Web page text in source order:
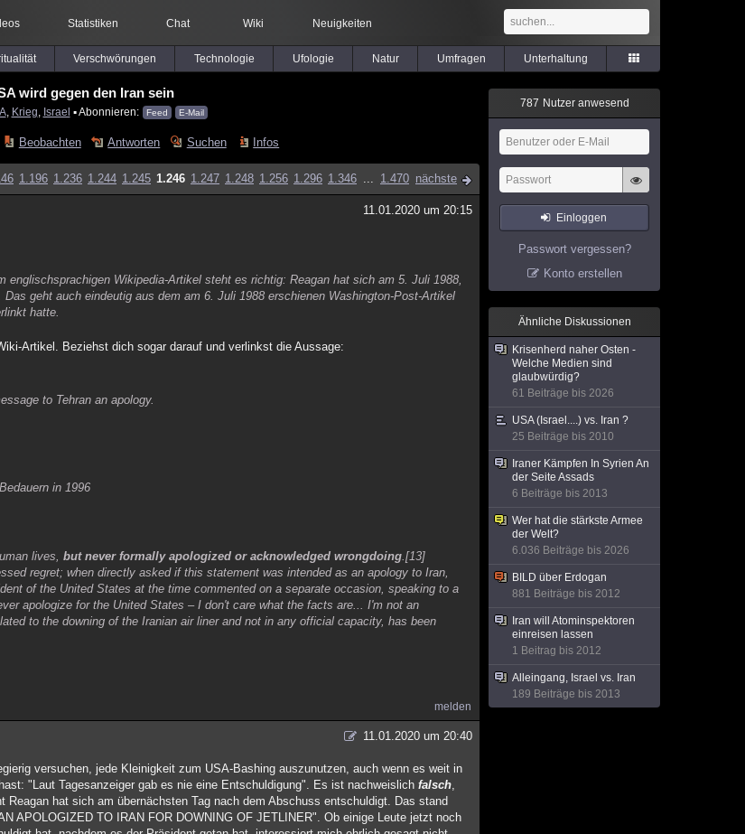
Statistiken Chat Wiki Neuigkeiten
Verschwörungen Technologie Ufologie Natur Umfragen Unterhaltung
wird gegen den Iran sein
, Krieg Israel ▪ Abonnieren: Feed E-Mail
Beobachten Antworten Suchen Infos
1.196 1.236 1.244 1.245 1.246 1.247 1.248 1.256 1.296 1.346 ... 1.470 nächste
11.01.2020 um 20:15
Wikipedia-Artikel steht es richtig: Reagan hat sich am 5. Juli 1988,
geht auch eindeutig aus dem am 6. Juli 1988 erschienen Washington-Post-Artikel
hatte.
Artikel. Beziehst dich sogar darauf und verlinkst die Aussage:
to Tehran an apology.
in 1996
lives,but never formally apologized or acknowledged wrongdoing.[13]
regret; when directly asked if this statement was intended as an apology to Iran,
of the United States at the time commented on a separate occasion, speaking to a
apologize for the United States – I don't care what the facts are... I'm not an
to the downing of the Iranian air liner and not in any official capacity, has been
melden
11.01.2020 um 20:40
versuchen, jede Kleinigkeit zum USA-Bashing auszunutzen, auch wenn es weit in
"Laut Tagesanzeiger gab es nie eine Entschuldigung". Es ist nachweislichfalsch,
hat sich am übernächsten Tag nach dem Abschuss entschuldigt. Das stand
APOLOGIZED TO IRAN FOR DOWNING OF JETLINER". Ob einige Leute jetzt noch
787 Nutzer anwesend
Einloggen
Passwort vergessen?
Konto erstellen
Ähnliche Diskussionen
Krisenherd naher Osten -
Welche Medien sind
glaubwürdig?
61 Beiträge bis 2026
USA (Israel....) vs. Iran ?
25 Beiträge bis 2010
Iraner Kämpfen In Syrien An
der Seite Assads
6 Beiträge bis 2013
Wer hat die stärkste Armee
der Welt?
6.036 Beiträge bis 2026
BILD über Erdogan
881 Beiträge bis 2012
Iran will Atominspektoren
einreisen lassen
1 Beitrag bis 2012
Alleingang, Israel vs. Iran
189 Beiträge bis 2013